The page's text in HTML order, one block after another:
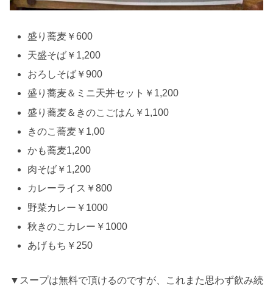
盛り蕎麦￥600
天盛そば￥1,200
おろしそば￥900
盛り蕎麦＆ミニ天丼セット￥1,200
盛り蕎麦＆きのこごはん￥1,100
きのこ蕎麦￥1,00
かも蕎麦1,200
肉そば￥1,200
カレーライス￥800
野菜カレー￥1000
秋きのこカレー￥1000
あげもち￥250
▼スープは無料で頂けるのですが、これまた思わず飲み続